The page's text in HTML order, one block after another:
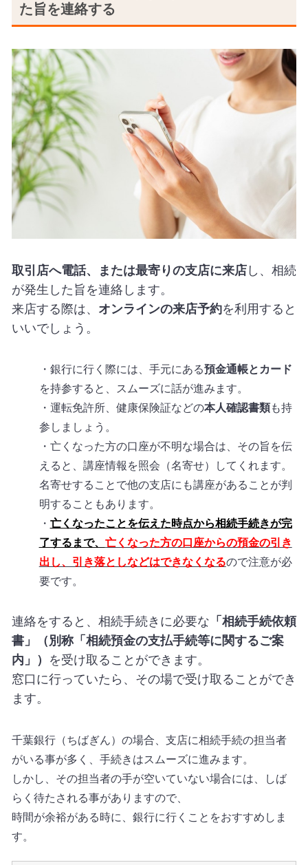
た旨を連絡する
取引店へ電話、または最寄りの支店に来店し、相続
が発生した旨を連絡します。
来店する際は、 オンラインの来店予約を利用すると
いいでしょう。
・銀行に行く際には、手元にある預金通帳とカード
を持参すると、スムーズに話が進みます。
・運転免許所、健康保険証などの本人確認書類も持
参しましょう。
・亡くなった方の口座が不明な場合は、その旨を伝
えると、講座情報を照会（名寄せ）してくれます。
名寄せすることで他の支店にも講座があることが判
明することもあります。
・ 亡くなったことを伝えた時点から相続手続きが完
了するまで、 亡くなった方の口座からの預金の引き
出し、引き落としなどはできなくなるので注意が必
要です。
連絡をすると、相続手続きに必要な 「相続手続依頼
書」（別称「相続預金の支払手続等に関するご案
内」）
を受け取ることができます。
窓口に行っていたら、その場で受け取ることができ
ます。
千葉銀行（ちばぎん）の場合、支店に相続手続の担当者
がいる事が多く、手続きはスムーズに進みます。
しかし、その担当者の手が空いていない場合には、しば
らく待たされる事がありますので、
時間が余裕がある時に、銀行に行くことをおすすめしま
す。